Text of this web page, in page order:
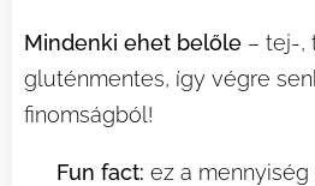
Mindenki ehet belőle – tej-,
gluténmentes, így végre
finomságból! 🎉
Fun fact: ez a